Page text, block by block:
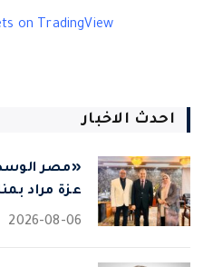
on TradingView
احدث الاخبار
«مصر
عزة مراد
2026-08-06